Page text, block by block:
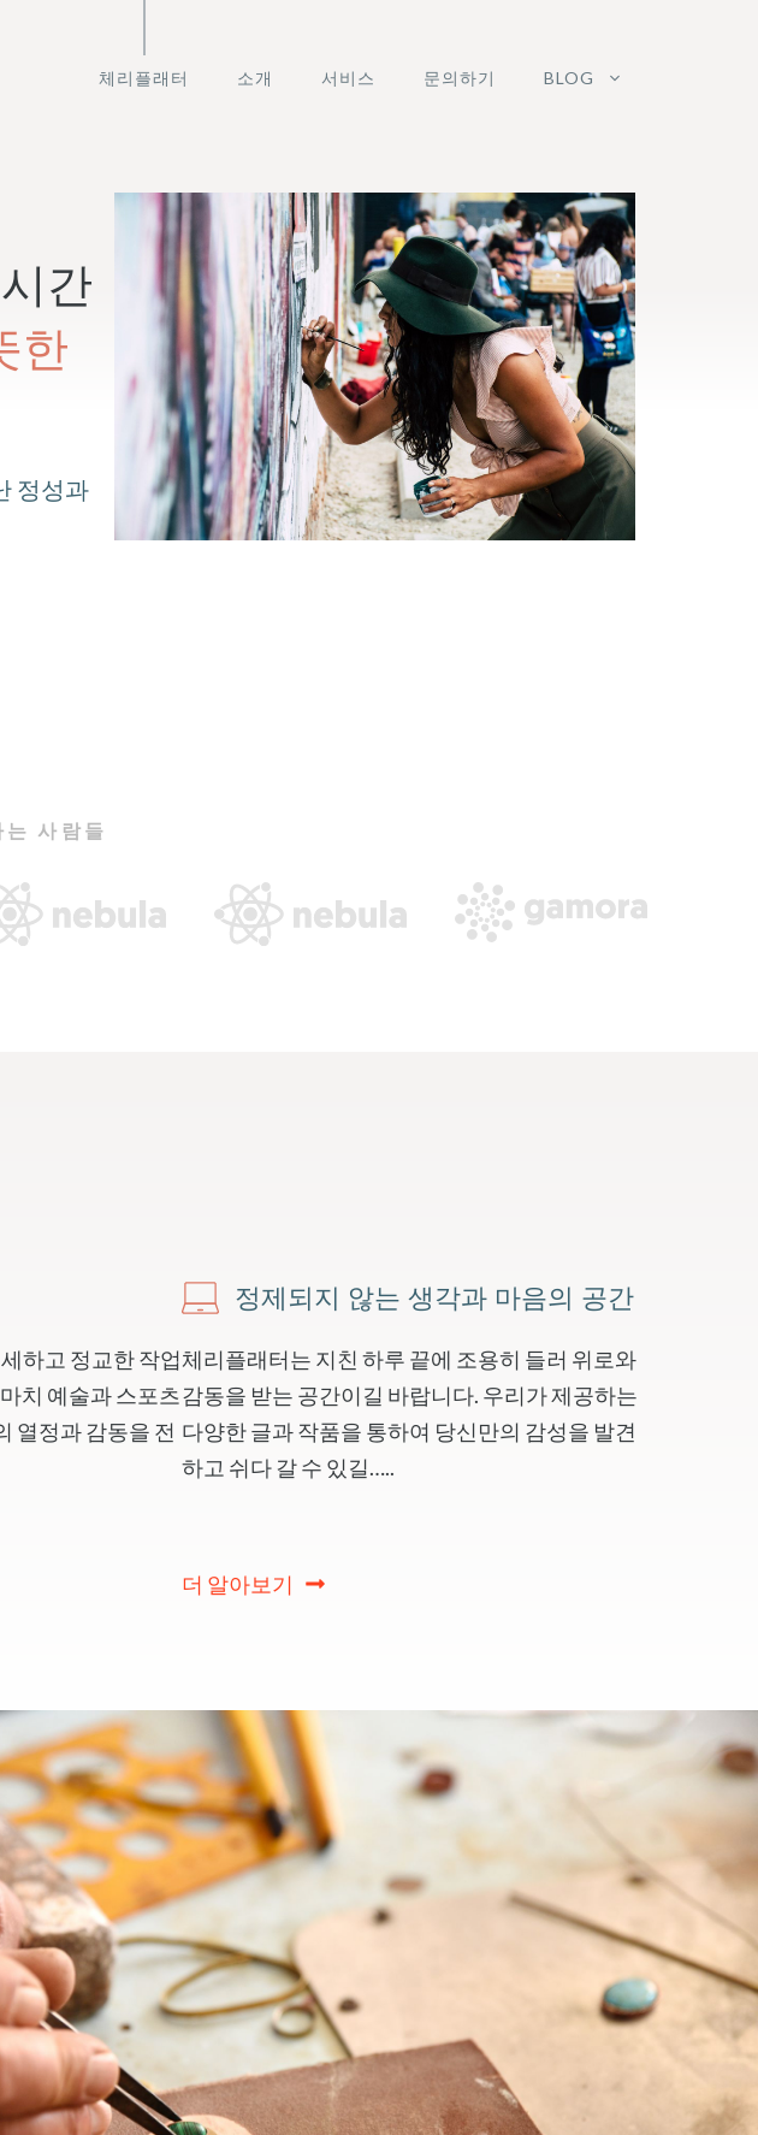
체리플래터 소개 서비스 문의하기 BLOG
간
한
정성과
사람들
하고 정교한 작업
치 예술과 스포츠
열정과 감동을 전
정제되지 않는 생각과 마음의 공간
체리플래터는 지친 하루 끝에 조용히 들러 위로와
감동을 받는 공간이길 바랍니다. 우리가 제공하는
다양한 글과 작품을 통하여 당신만의 감성을 발견
하고 쉬다 갈 수 있길…..
더 알아보기